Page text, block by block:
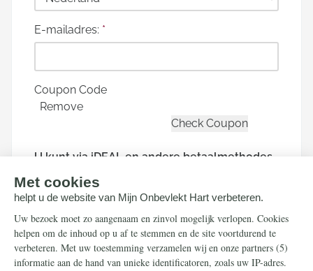
E-mailadres: *
Coupon Code
Remove
U kunt via iDEAL en andere betaalmethodes
doneren. Hierna wordt u doorgeleid naar de
beveiligde betaalpagina van Stripe om uw
donatie af te ronden.
Houd mij per e-mail op de hoogte over
acties van Mijn Onbevlekt Hart zal triomferen